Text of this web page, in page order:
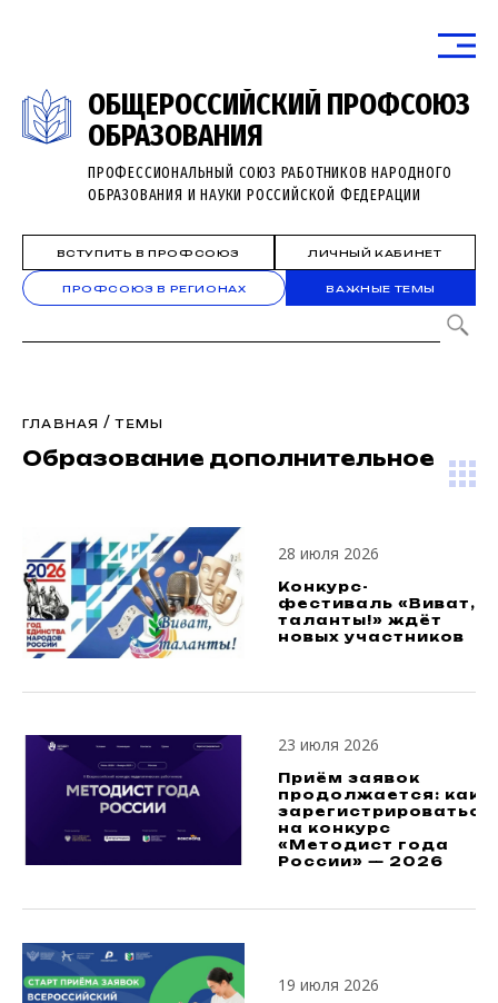
ОБЩЕРОССИЙСКИЙ ПРОФСОЮЗ
ОБРАЗОВАНИЯ
ПРОФЕССИОНАЛЬНЫЙ СОЮЗ РАБОТНИКОВ НАРОДНОГО
ОБРАЗОВАНИЯ И НАУКИ РОССИЙСКОЙ ФЕДЕРАЦИИ
ВСТУПИТЬ В ПРОФСОЮЗ ЛИЧНЫЙ КАБИНЕТ
ПРОФСОЮЗ В РЕГИОНАХ ВАЖНЫЕ ТЕМЫ
ГЛАВНАЯ /ТЕМЫ
Образование дополнительное
28 июля 2026
Конкурс-
фестиваль «Виват,
таланты!» ждёт
новых участников
23 июля 2026
Приём заявок
продолжается: как
зарегистрироваться
на конкурс
«Методист года
России» — 2026
19 июля 2026